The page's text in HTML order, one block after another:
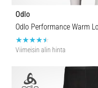
Odlo
Odlo Performance Warm
Viimeisin alin hinta